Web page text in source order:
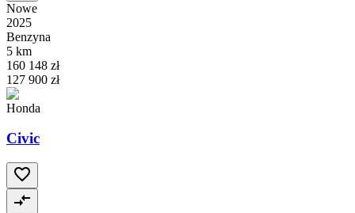
Nowe
2025
Benzyna
5 km
160 148 zł
127 900 zł
Honda
Civic